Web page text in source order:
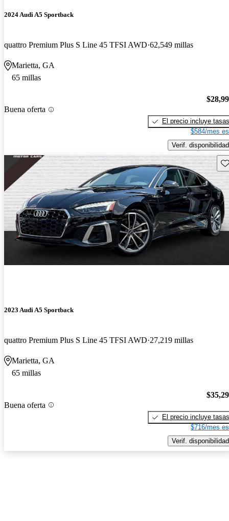
2024 Audi A5 Sportback
quattro Premium Plus S Line 45 TFSI AWD 62,549 millas
Marietta, GA
65 millas
Buena oferta
El precio incluye tasas
$584/mes
Verif. disponibilidad
2023 Audi A5 Sportback
quattro Premium Plus S Line 45 TFSI AWD 27,219 millas
Marietta, GA
65 millas
Buena oferta
El precio incluye tasas
$716/mes
Verif. disponibilidad